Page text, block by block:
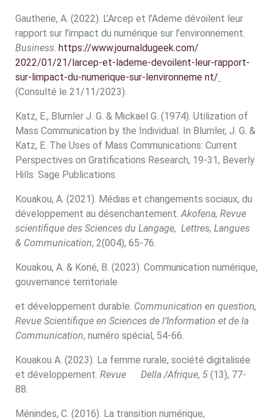
Gautherie, A. (2022). L’Arcep et l’Ademe dévoilent leur
rapport sur l’impact du numérique sur l’environnement.
Business. https://www.journaldugeek.com/
2022/01/21/larcep-et-lademe-devoilent-leur-rapport-
sur-limpact-du-numerique-sur-lenvironneme nt/
(Consulté le 21/11/2023).
Katz, E., Blumler J. G. & Mickael G. (1974). Utilization of
Mass Communication by the Individual. In Blumler, J. G. &
Katz, E. The Uses of Mass Communications: Current
Perspectives on Gratifications Research, 19-31, Beverly
Hills: Sage Publications.
Kouakou, A. (2021). Médias et changements sociaux, du
développement au désenchantement.Akofena, Revue
scientifique des Sciences du Langage, Lettres, Langues
& Communication, 2(004), 65-76.
Kouakou, A. & Koné, B. (2023). Communication numérique,
gouvernance territoriale
et développement durable. Communication en question,
Revue Scientifique en Sciences de l’Information et de la
Communication, numéro spécial, 54-66.
Kouakou A. (2023). La femme rurale, société digitalisée
et développement. Revue Della /Afrique, 5 (13), 77-
88.
Ménindes, C. (2016). La transition numérique,